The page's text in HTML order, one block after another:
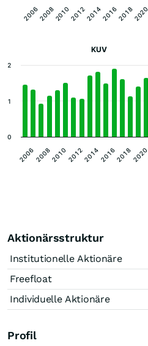
20062008201020122014201620182020
KUV
20062008201020122014201620182020
0
1
2
Aktionärsstruktur
Institutionelle Aktionäre
Freefloat
Individuelle Aktionäre
Profil